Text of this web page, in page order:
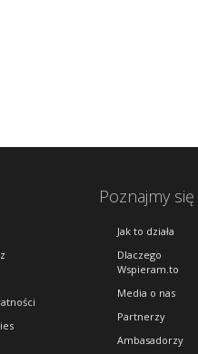
Poznajmy się
Jak to działa
Dlaczego
Wspieram.to
Media o nas
Partnerzy
Ambasadorzy